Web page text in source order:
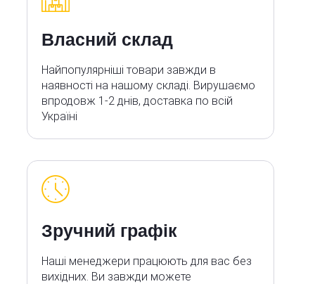
Власний склад
Найпопулярніші товари завжди в
наявності на нашому складі. Вирушаємо
впродовж 1-2 днів, доставка по всій
Україні
Зручний графік
Наші менеджери працюють для вас без
вихідних. Ви завжди можете